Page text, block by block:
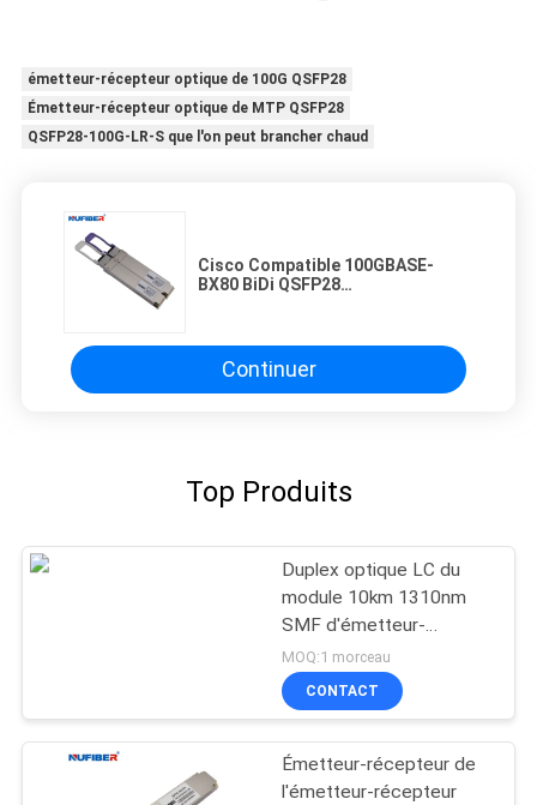
émetteur-récepteur optique de 100G QSFP28
Émetteur-récepteur optique de MTP QSFP28
QSFP28-100G-LR-S que l'on peut brancher chaud
Cisco Compatible 100GBASE-
BX80 BiDi QSFP28
Continuer
Top Produits
Duplex optique LC du
module 10km 1310nm
SMF d'émetteur-
récepteur de QSFP-40G-
LR4 QSFP+
MOQ:1 morceau
CONTACT
Émetteur-récepteur de
l'émetteur-récepteur